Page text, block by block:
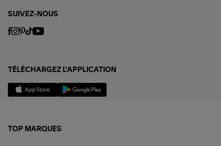
SUIVEZ-NOUS
TÉLÉCHARGEZ L'APPLICATION
TOP MARQUES